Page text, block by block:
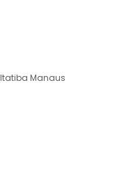
Itatiba Manaus